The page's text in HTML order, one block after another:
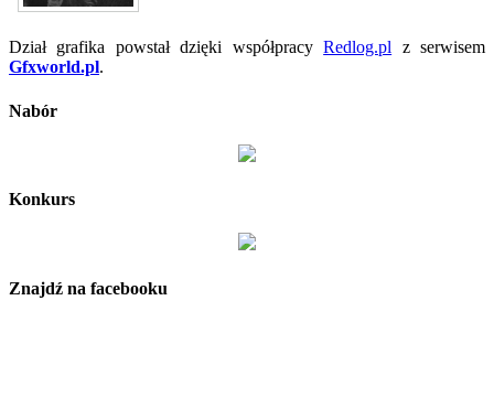
Dział grafika powstał dzięki współpracyRedlog.pl z serwisem
Gfxworld.pl.
Nabór
Konkurs
Znajdź na facebooku